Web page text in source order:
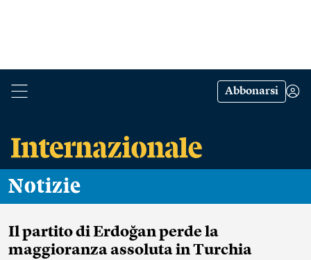
Abbonarsi
Notizie
Il partito di Erdoğan perde la
maggioranza assoluta in Turchia